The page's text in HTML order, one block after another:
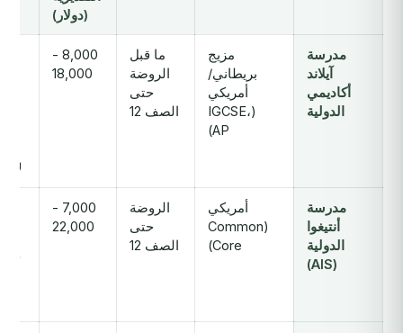
(دولار)
مدرسة
آيلاند
أكاديمي
الدولية
مزيج
بريطاني/
أمريكي
(IGCSE،
AP)
ما قبل
الروضة
حتى
الصف 12
8,000 -
18,000
مدرسة
أنتيغوا
الدولية
(AIS)
أمريكي
(Common
Core)
الروضة
حتى
الصف 12
7,000 -
22,000